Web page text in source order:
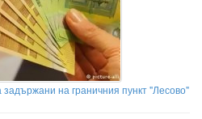
на граничния пункт "Лесово"